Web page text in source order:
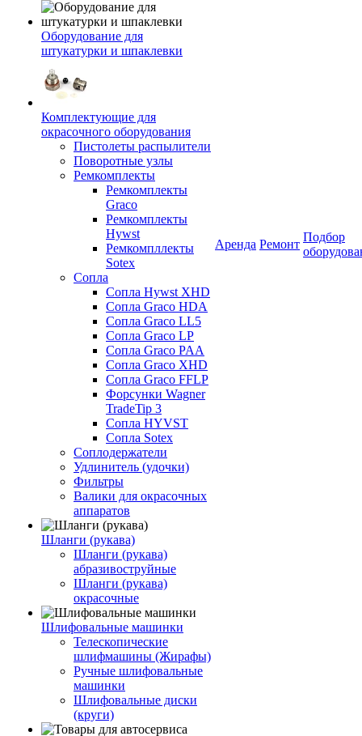
Оборудование для
штукатурки и шпаклевки
Комплектующие для
окрасочного оборудования
Пистолеты распылители
Поворотные узлы
Ремкомплекты
Ремкомплекты
Graco
Ремкомплекты
Hywst
Ремкомпллекты
Sotex
Сопла
Сопла Hywst XHD
Сопла Graco HDA
Сопла Graco LL5
Сопла Graco LP
Сопла Graco PAA
Сопла Graco XHD
Сопла Graco FFLP
Форсунки Wagner
TradeTip 3
Сопла HYVST
Сопла Sotex
Соплодержатели
Удлинитель (удочки)
Фильтры
Валики для окрасочных
аппаратов
Шланги (рукава)
Шланги (рукава)
абразивоструйные
Шланги (рукава)
окрасочные
Шлифовальные машинки
Телескопические
шлифмашины (Жирафы)
Ручные шлифовальные
машинки
Шлифовальные диски
(круги)
Аренда Ремонт
Подбор